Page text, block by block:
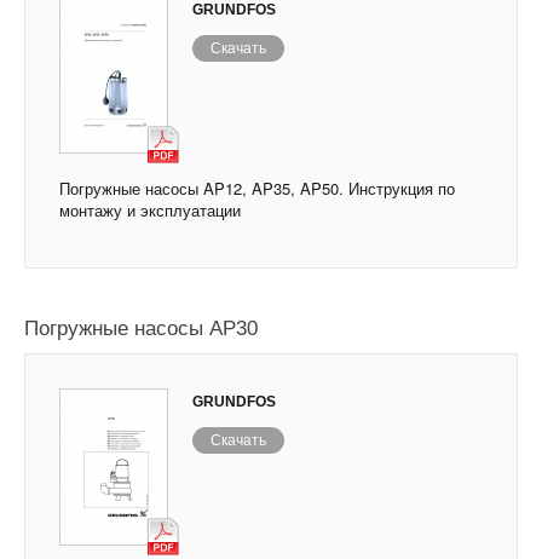
GRUNDFOS
Скачать
Погружные насосы AP12, AP35, AP50. Инструкция по
монтажу и эксплуатации
Погружные насосы AP30
GRUNDFOS
Скачать